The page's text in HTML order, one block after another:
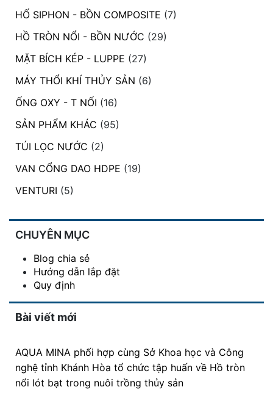
HỐ SIPHON - BỒN COMPOSITE (7)
HỒ TRÒN NỔI - BỒN NƯỚC (29)
MẶT BÍCH KÉP - LUPPE (27)
MÁY THỔI KHÍ THỦY SẢN (6)
ỐNG OXY - T NỐI (16)
SẢN PHẨM KHÁC (95)
TÚI LỌC NƯỚC (2)
VAN CỔNG DAO HDPE (19)
VENTURI (5)
CHUYÊN MỤC
Blog chia sẻ
Hướng dẫn lắp đặt
Quy định
Bài viết mới
AQUA MINA phối hợp cùng Sở Khoa học và Công
nghệ tỉnh Khánh Hòa tổ chức tập huấn về Hồ tròn
nổi lót bạt trong nuôi trồng thủy sản